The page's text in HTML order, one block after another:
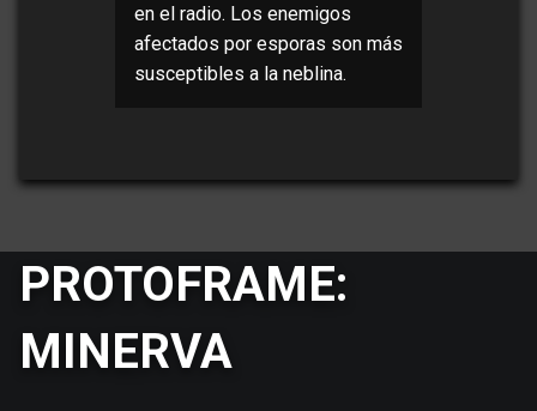
en el radio. Los enemigos
afectados por esporas son más
susceptibles a la neblina.
PROTOFRAME:
MINERVA